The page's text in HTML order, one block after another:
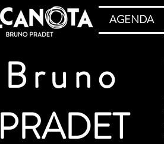
AGENDA
Bruno
PRADET